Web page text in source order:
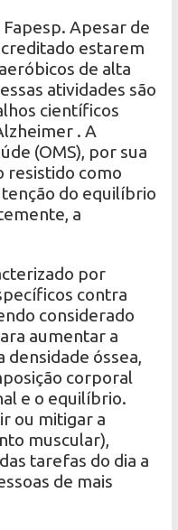
Apesar de
estarem
de alta
atividades são
científicos
. A
(OMS), por sua
resistido como
do equilíbrio
a
por
contra
considerado
aumentar a
densidade óssea,
corporal
e o equilíbrio.
ou mitigar a
muscular),
tarefas do dia a
de mais